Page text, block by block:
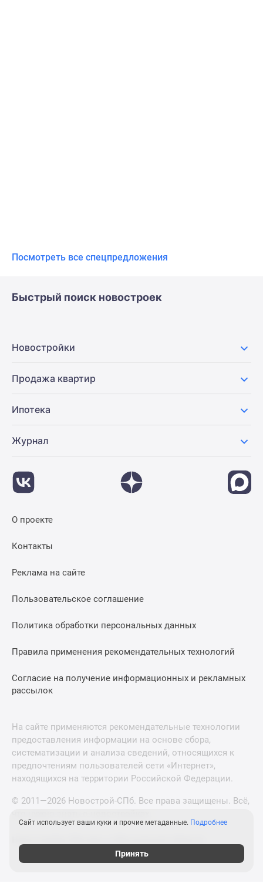
Посмотреть все спецпредложения
Быстрый поиск новостроек
Новостройки
Продажа квартир
Ипотека
Журнал
О проекте
Контакты
Реклама на сайте
Пользовательское соглашение
Политика обработки персональных данных
Правила применения рекомендательных технологий
Согласие на получение информационных и рекламных
рассылок
На сайте применяются рекомендательные технологии
предоставления информации на основе сбора,
систематизации и анализа сведений, относящихся к
предпочтениям пользователей сети «Интернет»,
находящихся на территории Российской Федерации.
© 2011—2026 Новострой-СПб. Все права защищены. Всё,
Сайт использует ваши куки и прочие метаданные. Подробнее
Принять